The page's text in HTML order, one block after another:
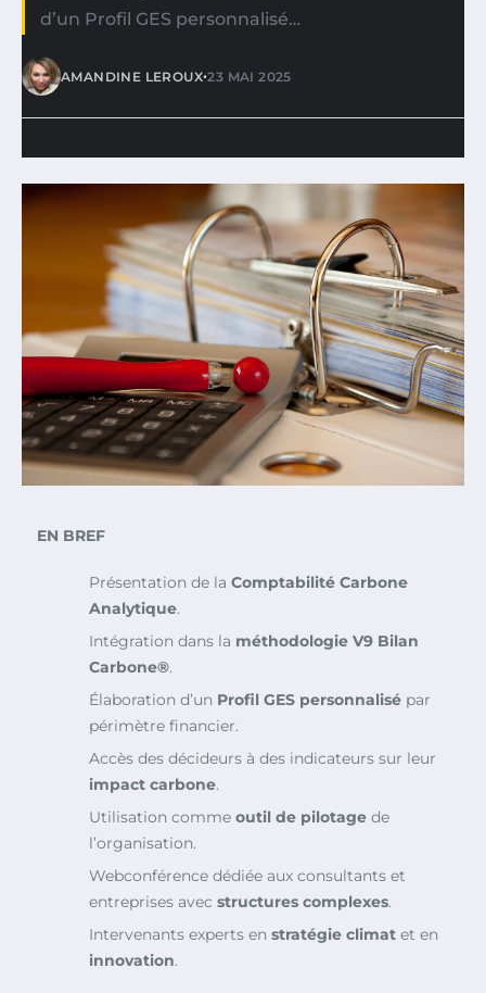
d’un Profil GES personnalisé…
AMANDINE LEROUX•23 MAI 2025
EN BREF
Présentation de la Comptabilité Carbone
Analytique.
Intégration dans la méthodologie V9 Bilan
Carbone®.
Élaboration d’un Profil GES personnalisé par
périmètre financier.
Accès des décideurs à des indicateurs sur leur
impact carbone.
Utilisation comme outil de pilotage de
l’organisation.
Webconférence dédiée aux consultants et
entreprises avec structures complexes.
Intervenants experts en stratégie climat et en
innovation.